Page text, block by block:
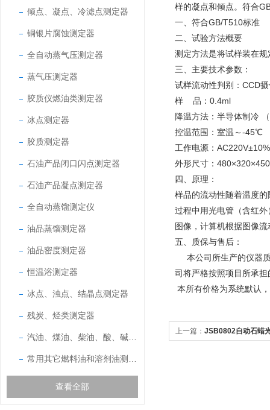
倾点、凝点、冷滤点测定器
铜银片腐蚀测定器
全自动蒸气压测定器
蒸气压测定器
胶质仪燃油类测定器
冰点测定器
胶质测定器
石油产品闭口闪点测定器
石油产品凝点测定器
全自动蒸馏测定仪
油品蒸馏测定器
油品密度测定器
恒温浴测定器
冰点、浊点、结晶点测定器
残炭、烃类测定器
查看全部
样的凝点和倾点。符合
一、符合GB/T510标准
二、试验方法概要
测定方法是将试样装在
三、主要技术参数：
试样流动性判别：CCD
样 品：0.4ml
降温方法：半导体制冷
控温范围：室温～-45℃
工作电源：
外形尺寸：
四、原理：
样品的流动性随着温度
过程中用光电管（含红
图像，计算机根据图像
五、质保与售后：
本公司所生产的仪器
司将严格按照项目所承
本所有价格为系统默认
上一篇： JSB0802自动石蜡